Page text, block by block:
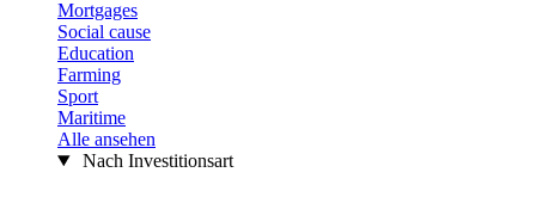
Mortgages
Social cause
Education
Farming
Sport
Maritime
Alle ansehen
Nach Investitionsart